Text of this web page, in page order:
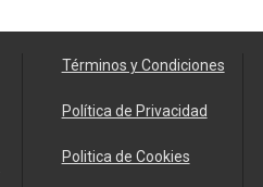
Términos y Condiciones
Política de Privacidad
Politica de Cookies